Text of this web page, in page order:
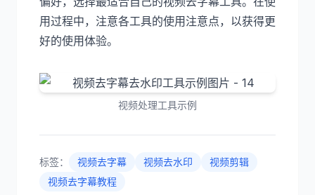
用过程中，注意各工具的使用注意点，以获得更
好的使用体验。
视频处理工具示例
标签： 视频去字幕 视频去水印
视频剪辑
视频去字幕教程